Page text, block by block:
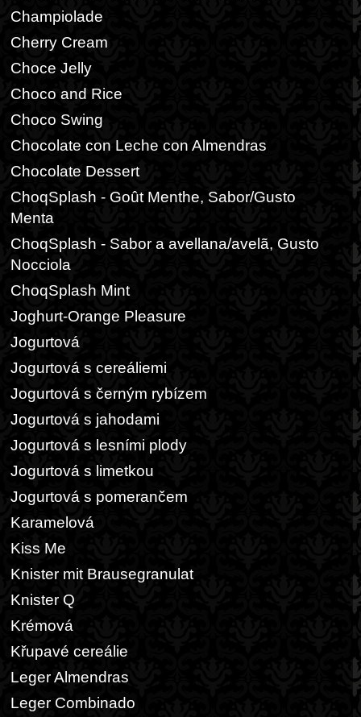
Champiolade
Cherry Cream
Choce Jelly
Choco and Rice
Choco Swing
Chocolate con Leche con Almendras
Chocolate Dessert
ChoqSplash - Goût Menthe, Sabor/Gusto
Menta
ChoqSplash - Sabor a avellana/avelã, Gusto
Nocciola
ChoqSplash Mint
Joghurt-Orange Pleasure
Jogurtová
Jogurtová s cereáliemi
Jogurtová s černým rybízem
Jogurtová s jahodami
Jogurtová s lesními plody
Jogurtová s limetkou
Jogurtová s pomerančem
Karamelová
Kiss Me
Knister mit Brausegranulat
Knister Q
Krémová
Křupavé cereálie
Leger Almendras
Leger Combinado